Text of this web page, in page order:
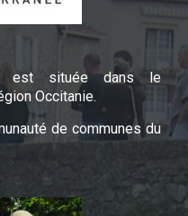
est située dans le
Occitanie.
de communes du